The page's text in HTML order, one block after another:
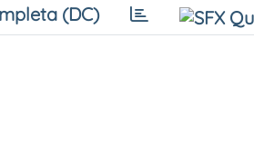
(DC)